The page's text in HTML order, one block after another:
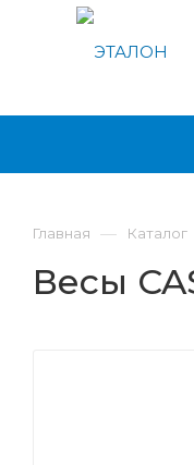
Главная — Каталог
Весы